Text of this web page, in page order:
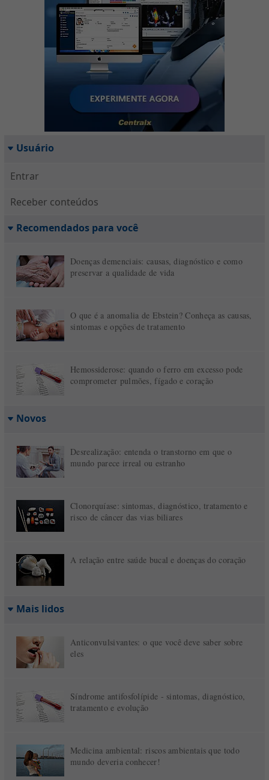
Usuário
Entrar
Receber conteúdos
Recomendados para você
Doenças demenciais: causas, diagnóstico e como
preservar a qualidade de vida
O que é a anomalia de Ebstein? Conheça as causas,
sintomas e opções de tratamento
Hemossiderose: quando o ferro em excesso pode
comprometer pulmões, fígado e coração
Novos
Desrealização: entenda o transtorno em que o
mundo parece irreal ou estranho
Clonorquíase: sintomas, diagnóstico, tratamento e
risco de câncer das vias biliares
A relação entre saúde bucal e doenças do coração
Mais lidos
Anticonvulsivantes: o que você deve saber sobre
eles
Síndrome antifosfolípide - sintomas, diagnóstico,
tratamento e evolução
Medicina ambiental: riscos ambientais que todo
mundo deveria conhecer!